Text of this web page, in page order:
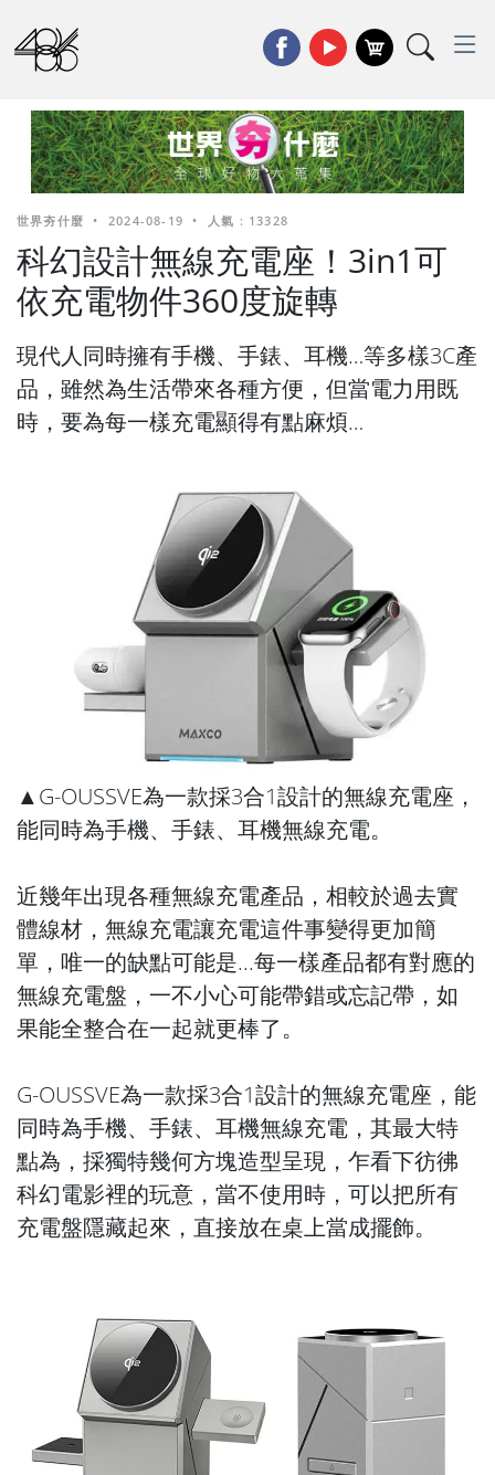
世界夯什麼 • 2024-08-19 • 人氣 : 13328
科幻設計無線充電座！3in1可
依充電物件360度旋轉
現代人同時擁有手機、手錶、耳機…等多樣3C產
品，雖然為生活帶來各種方便，但當電力用既
時，要為每一樣充電顯得有點麻煩…
▲G-OUSSVE為一款採3合1設計的無線充電座，
能同時為手機、手錶、耳機無線充電。
近幾年出現各種無線充電產品，相較於過去實
體線材，無線充電讓充電這件事變得更加簡
單，唯一的缺點可能是...每一樣產品都有對應的
無線充電盤，一不小心可能帶錯或忘記帶，如
果能全整合在一起就更棒了。
G-OUSSVE為一款採3合1設計的無線充電座，能
同時為手機、手錶、耳機無線充電，其最大特
點為，採獨特幾何方塊造型呈現，乍看下彷彿
科幻電影裡的玩意，當不使用時，可以把所有
充電盤隱藏起來，直接放在桌上當成擺飾。